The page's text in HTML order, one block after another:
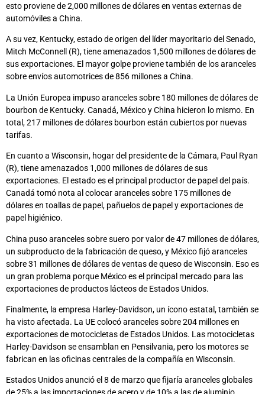
esto proviene de 2,000 millones de dólares en ventas externas de
automóviles a China.
A su vez, Kentucky, estado de origen del líder mayoritario del Senado,
Mitch McConnell (R), tiene amenazados 1,500 millones de dólares de
sus exportaciones. El mayor golpe proviene también de los aranceles
sobre envíos automotrices de 856 millones a China.
La Unión Europea impuso aranceles sobre 180 millones de dólares de
bourbon de Kentucky. Canadá, México y China hicieron lo mismo. En
total, 217 millones de dólares bourbon están cubiertos por nuevas
tarifas.
En cuanto a Wisconsin, hogar del presidente de la Cámara, Paul Ryan
(R), tiene amenazados 1,000 millones de dólares de sus
exportaciones. El estado es el principal productor de papel del país.
Canadá tomó nota al colocar aranceles sobre 175 millones de
dólares en toallas de papel, pañuelos de papel y exportaciones de
papel higiénico.
China puso aranceles sobre suero por valor de 47 millones de dólares,
un subproducto de la fabricación de queso, y México fijó aranceles
sobre 31 millones de dólares de ventas de queso de Wisconsin. Eso es
un gran problema porque México es el principal mercado para las
exportaciones de productos lácteos de Estados Unidos.
Finalmente, la empresa Harley-Davidson, un ícono estatal, también se
ha visto afectada. La UE colocó aranceles sobre 204 millones en
exportaciones de motocicletas de Estados Unidos. Las motocicletas
Harley-Davidson se ensamblan en Pensilvania, pero los motores se
fabrican en las oficinas centrales de la compañía en Wisconsin.
Estados Unidos anunció el 8 de marzo que fijaría aranceles globales